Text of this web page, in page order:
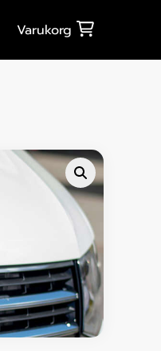
Varukorg